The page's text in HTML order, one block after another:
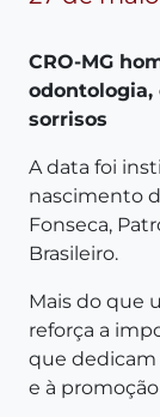
CRO-MG
odontologia,
sorrisos
A data foi
nascimento
Fonseca,
Brasileiro.
Mais do que
reforça a
que dedicam
e à